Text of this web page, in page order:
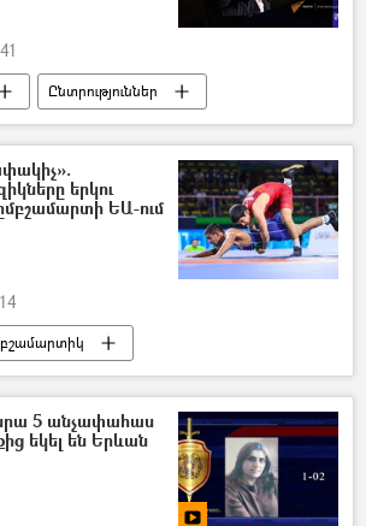
Ընտրություններ
նախագիծ
Հայաստան
երկու
ԵԱ-ում
մեդալ
5 անչափահաս
եկել են Երևան